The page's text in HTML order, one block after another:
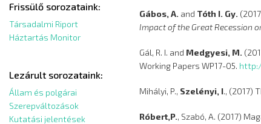
Frissülő sorozataink:
Társadalmi Riport
Háztartás Monitor
Lezárult sorozataink:
Állam és polgárai
Szerepváltozások
Kutatási jelentések
Gábos, A. and Tóth I. Gy.
Impact of the Great Recession
Gál, R. I. and Medgyesi, M.
Working Papers WP17-05.
Mihályi, P., Szelényi, I., (2017)
Róbert,P., Szabó, A. (2017)